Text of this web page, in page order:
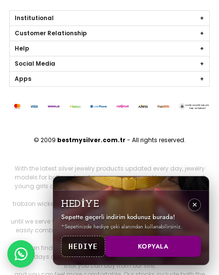
Institutional
Customer Relationship
Help
Social Media
Apps
© 2009 bestmysilver.com.tr - All rights reserved.
With the latest silver jewelry products updated every day, jewelry
models for both working business women and housewives and
young girls are silver necklaces, silver earrings, silver rings, silver
trabzon wicker, trabzon kazaziye, gold series, personalized jewelry
and brand jewelry since 2009
until we serve you. Other 925 sterling jewelry products that you can
easily combine with all jewelry products that will make you look
both elegant and stylish.
You can find it on our website. You can be more elegant on your
special days and nights with all our silver special design products
that you can buy from our site,
HEDİYE
Sepette geçerli indirim kodunuz burada!
*Sepetinizde hediye çeki alanından kullanabilirsiniz.
×
HEDIYE KOPYALA